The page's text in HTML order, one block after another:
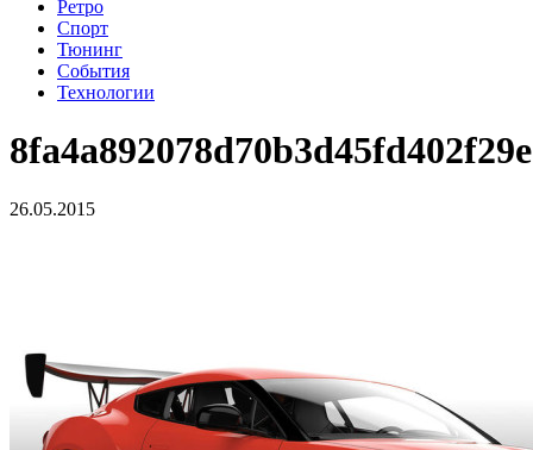
Ретро
Спорт
Тюнинг
События
Технологии
26.05.2015